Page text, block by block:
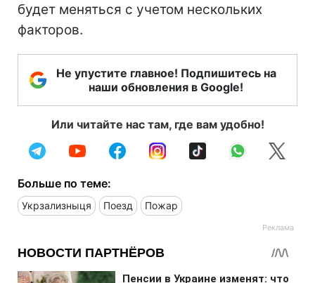
будет меняться с учетом нескольких
факторов.
Не упустите главное! Подпишитесь на
наши обновления в Google!
Или читайте нас там, где вам удобно!
Больше по теме:
Укрзализныця Поезд Пожар